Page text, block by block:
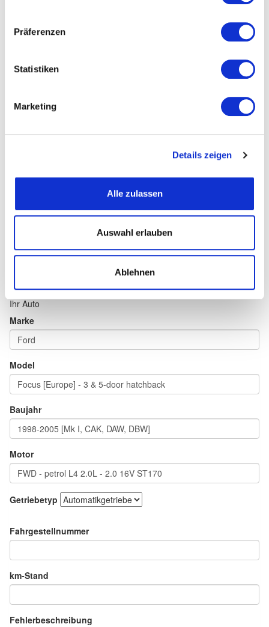
Präferenzen
Statistiken
Marketing
Details zeigen
Alle zulassen
Auswahl erlauben
Ablehnen
Straße und Nummer
Fax
Email
Ihr Auto
Marke
Model
Baujahr
Motor
Getriebetyp
Fahrgestellnummer
km-Stand
Fehlerbeschreibung